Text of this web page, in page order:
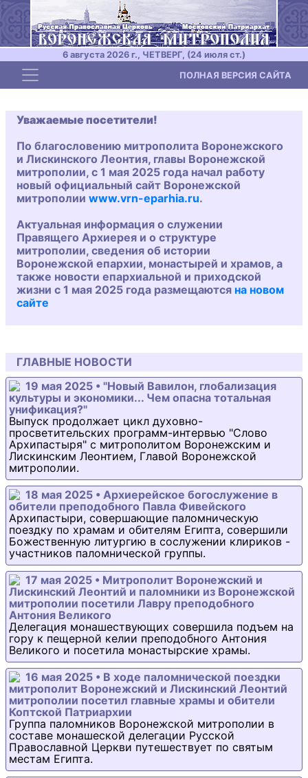
6 августа 2026 г., ЧЕТВЕРГ, (24 июля ст.)
Toggle navigation ПОЛНАЯ ВЕРСИЯ САЙТА
Уважаемые посетители!
По благословению митрополита Воронежского
и Лискинского Леонтия, главы Воронежской
митрополии, с 1 мая 2025 года начал работу
новый официальный сайт Воронежской
митрополии www.vrn-eparhia.ru.
Актуальная информация о служении
Правящего Архиерея и о структуре
митрополии, сведения об истории
Воронежской епархии, монастырей и храмов, а
также новости епархиальной и приходской
жизни с 1 мая 2025 года размещаются на новом
сайте
ГЛАВНЫЕ НОВОСТИ
19 мая 2025 • "Новый Вавилон, глобализация
культуры и экономики... Чем опасна тотальная
унификация?"
Выпуск продолжает цикл духовно-
просветительских программ-интервью "Слово
Архипастыря" с митрополитом Воронежским и
Лискинским Леонтием, Главой Воронежской
митрополии.
18 мая 2025 • Архиерейское богослужение в
обители преподобного Павла Фивейского
Архипастыри, совершающие паломническую
поездку по храмам и обителям Египта, совершили
Божественную литургию в сослужении клириков -
участников паломнической группы.
17 мая 2025 • Митрополит Воронежский и
Лискинский Леонтий и паломники из Воронежской
митрополии посетили Лавру преподобного
Антония Великого
Делегация монашествующих совершила подъем на
гору к пещерной келии преподобного Антония
Великого и посетила монастырские храмы.
16 мая 2025 • В ходе паломнической поездки
митрополит Воронежский и Лискинский Леонтий
митрополии посетил главные храмы и обители
Коптской Патриархии
Группа паломников Воронежской митрополии в
составе монашеской делегации Русской
Православной Церкви путешествует по святым
местам Египта.